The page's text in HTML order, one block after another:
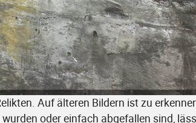
Auf älteren Bildern ist zu
oder einfach abgefallen sind,